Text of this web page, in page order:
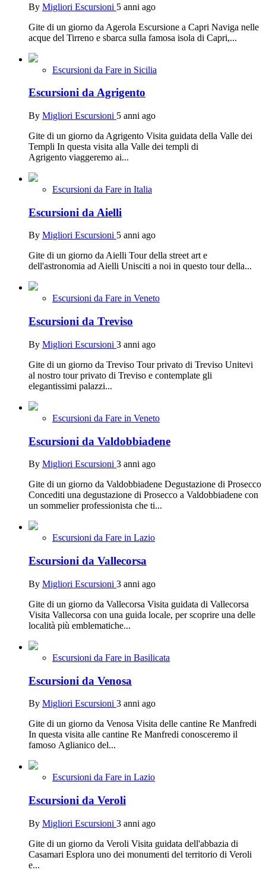
By Migliori Escursioni 5 anni ago
Gite di un giorno da Agerola Escursione a Capri Naviga nelle
acque del Tirreno e sbarca sulla famosa isola di Capri,...
Escursioni da Fare in Sicilia
Escursioni da Agrigento
By Migliori Escursioni 5 anni ago
Gite di un giorno da Agrigento Visita guidata della Valle dei
Templi In questa visita alla Valle dei templi di
Agrigento viaggeremo ai...
Escursioni da Fare in Italia
Escursioni da Aielli
By Migliori Escursioni 5 anni ago
Gite di un giorno da Aielli Tour della street art e
dell'astronomia ad Aielli Unisciti a noi in questo tour della...
Escursioni da Fare in Veneto
Escursioni da Treviso
By Migliori Escursioni 3 anni ago
Gite di un giorno da Treviso Tour privato di Treviso Unitevi
al nostro tour privato di Treviso e contemplate gli
elegantissimi palazzi...
Escursioni da Fare in Veneto
Escursioni da Valdobbiadene
By Migliori Escursioni 3 anni ago
Gite di un giorno da Valdobbiadene Degustazione di Prosecco
Concediti una degustazione di Prosecco a Valdobbiadene con
un sommelier professionista che ti...
Escursioni da Fare in Lazio
Escursioni da Vallecorsa
By Migliori Escursioni 3 anni ago
Gite di un giorno da Vallecorsa Visita guidata di Vallecorsa
Visita Vallecorsa con una guida locale, per scoprire una delle
località più emblematiche...
Escursioni da Fare in Basilicata
Escursioni da Venosa
By Migliori Escursioni 3 anni ago
Gite di un giorno da Venosa Visita delle cantine Re Manfredi
In questa visita alle cantine Re Manfredi conosceremo il
famoso Aglianico del...
Escursioni da Fare in Lazio
Escursioni da Veroli
By Migliori Escursioni 3 anni ago
Gite di un giorno da Veroli Visita guidata dell'abbazia di
Casamari Esplora uno dei monumenti del territorio di Veroli
e...